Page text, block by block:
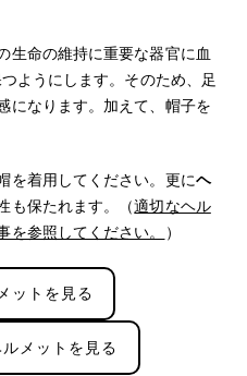
生命の維持に重要な器官に血
ようにします。そのため、足
になります。加えて、帽子を
を着用してください。更にヘ
も保たれます。（適切なヘル
を参照してください。
）
ットを見る
メットを見る